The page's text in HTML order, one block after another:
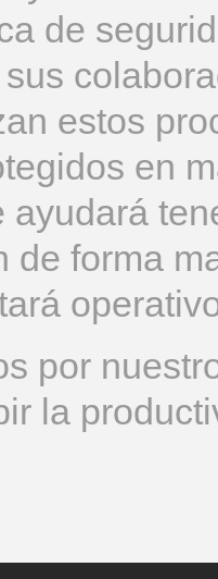
de
estos
en
ayudará
de forma
por
la